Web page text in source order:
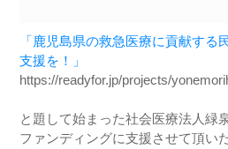
「鹿児島県の救急医療に貢献する
支援を！」
https://readyfor.jp/projects/
と題して始まった社会医療法人緑
ファンディングに支援させて頂い